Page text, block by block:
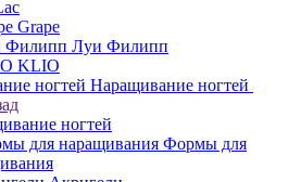
Grape
Луи Филипп
KLIO
Наращивание ногтей
ногтей
Формы для